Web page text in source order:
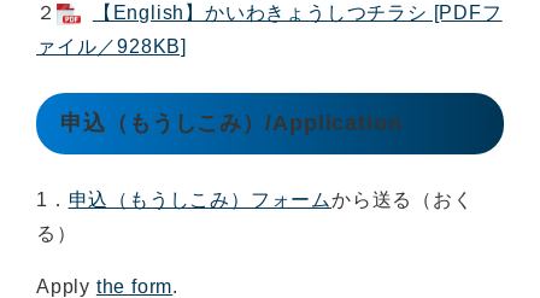
２
【English】かいわきょうしつチラシ [PDFフ
ァイル／928KB]
申込（もうしこみ）/Application
1． 申込（もうしこみ）フォームから送る（おく
る）
Apply the form.